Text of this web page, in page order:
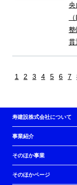
央
整
貫
1 2 3 4 5 6 7
寿建設株式会社について
事業紹介
そのほか事業
そのほかページ